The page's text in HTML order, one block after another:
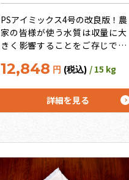
PSアイミックス4号の改良版！農
家の皆様が使う水質は収量に大
きく影響することをご存じです
ム・イオウが多い水質をうまく
すれば、カルシウム・マグネシ
ウム・イオウが多いことが分か
をうまく利用します！（水質分
析は必須）
12,848 円 (税込) / 15 kg
詳細を見る